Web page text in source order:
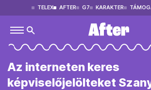
TELEX AFTER G7 KARAKTER
Az interneten keres
képviselőjelölteket